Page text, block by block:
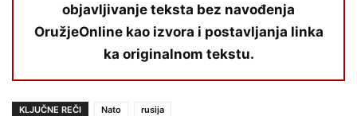
objavljivanje teksta bez navođenja
OružjeOnline kao izvora i postavljanja linka
ka originalnom tekstu.
KLJUČNE REČI Nato rusija